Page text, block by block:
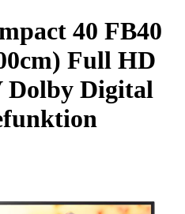
40 FB40
Full HD
Dolby Digital